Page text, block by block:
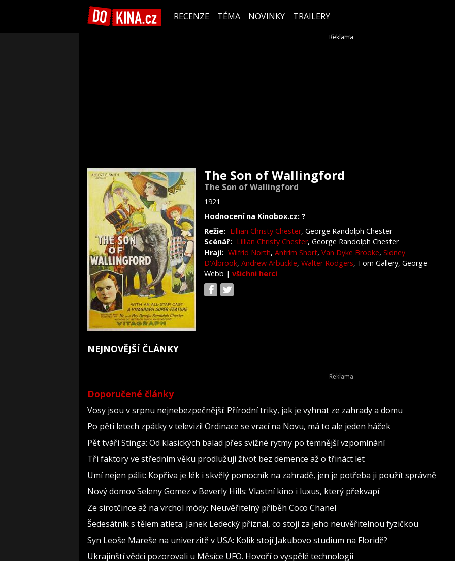
RECENZE TÉMA NOVINKY TRAILERY
The Son of Wallingford
The Son of Wallingford
1921
Hodnocení na Kinobox.cz: ?
Režie: Lillian Christy Chester, George Randolph Chester
Scénář: Lillian Christy Chester, George Randolph Chester
Hrají: Wilfrid North, Antrim Short, Van Dyke Brooke, Sidney
D'Albrook, Andrew Arbuckle, Walter Rodgers, Tom Gallery, George
Webb | všichni herci
NEJNOVĚJŠÍ ČLÁNKY
Doporučené články
Vosy jsou v srpnu nejnebezpečnější: Přírodní triky, jak je vyhnat ze zahrady a domu
Po pěti letech zpátky v televizi! Ordinace se vrací na Novu, má to ale jeden háček
Pět tváří Stinga: Od klasických balad přes svižné rytmy po temnější vzpomínání
Tři faktory ve středním věku prodlužují život bez demence až o třináct let
Umí nejen pálit: Kopřiva je lék i skvělý pomocník na zahradě, jen je potřeba ji použít správně
Nový domov Seleny Gomez v Beverly Hills: Vlastní kino i luxus, který překvapí
Ze sirotčince až na vrchol módy: Neuvěřitelný příběh Coco Chanel
Šedesátník s tělem atleta: Janek Ledecký přiznal, co stojí za jeho neuvěřitelnou fyzičkou
Syn Leoše Mareše na univerzitě v USA: Kolik stojí Jakubovo studium na Floridě?
Ukrajinští vědci pozorovali u Měsíce UFO. Hovoří o vyspělé technologii